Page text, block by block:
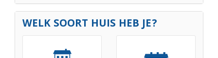
WELK SOORT HUIS HEB JE?